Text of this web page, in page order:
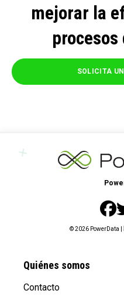
mejorar la
procesos
SOLICITA
© 2026 PowerData |
Quiénes somos
Contacto